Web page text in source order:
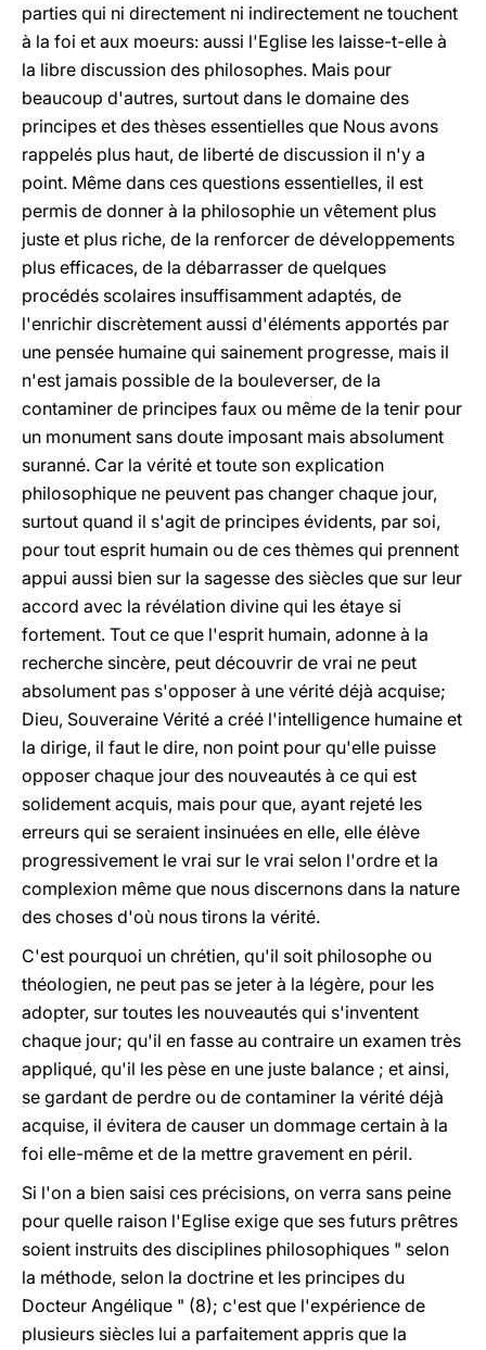
parties qui ni directement ni indirectement ne touchent
à la foi et aux moeurs: aussi l'Eglise les laisse-t-elle à
la libre discussion des philosophes. Mais pour
beaucoup d'autres, surtout dans le domaine des
principes et des thèses essentielles que Nous avons
rappelés plus haut, de liberté de discussion il n'y a
point. Même dans ces questions essentielles, il est
permis de donner à la philosophie un vêtement plus
juste et plus riche, de la renforcer de développements
plus efficaces, de la débarrasser de quelques
procédés scolaires insuffisamment adaptés, de
l'enrichir discrètement aussi d'éléments apportés par
une pensée humaine qui sainement progresse, mais il
n'est jamais possible de la bouleverser, de la
contaminer de principes faux ou même de la tenir pour
un monument sans doute imposant mais absolument
suranné. Car la vérité et toute son explication
philosophique ne peuvent pas changer chaque jour,
surtout quand il s'agit de principes évidents, par soi,
pour tout esprit humain ou de ces thèmes qui prennent
appui aussi bien sur la sagesse des siècles que sur leur
accord avec la révélation divine qui les étaye si
fortement. Tout ce que l'esprit humain, adonne à la
recherche sincère, peut découvrir de vrai ne peut
absolument pas s'opposer à une vérité déjà acquise;
Dieu, Souveraine Vérité a créé l'intelligence humaine et
la dirige, il faut le dire, non point pour qu'elle puisse
opposer chaque jour des nouveautés à ce qui est
solidement acquis, mais pour que, ayant rejeté les
erreurs qui se seraient insinuées en elle, elle élève
progressivement le vrai sur le vrai selon l'ordre et la
complexion même que nous discernons dans la nature
des choses d'où nous tirons la vérité.
C'est pourquoi un chrétien, qu'il soit philosophe ou
théologien, ne peut pas se jeter à la légère, pour les
adopter, sur toutes les nouveautés qui s'inventent
chaque jour; qu'il en fasse au contraire un examen très
appliqué, qu'il les pèse en une juste balance ; et ainsi,
se gardant de perdre ou de contaminer la vérité déjà
acquise, il évitera de causer un dommage certain à la
foi elle-même et de la mettre gravement en péril.
Si l'on a bien saisi ces précisions, on verra sans peine
pour quelle raison l'Eglise exige que ses futurs prêtres
soient instruits des disciplines philosophiques " selon
la méthode, selon la doctrine et les principes du
Docteur Angélique " (8); c'est que l'expérience de
plusieurs siècles lui a parfaitement appris que la